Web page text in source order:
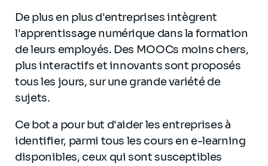
De plus en plus d'entreprises intègrent
l'apprentissage numérique dans la formation
de leurs employés. Des MOOCs moins chers,
plus interactifs et innovants sont proposés
tous les jours, sur une grande variété de
sujets.
Ce bot a pour but d'aider les entreprises à
identifier, parmi tous les cours en e-learning
disponibles, ceux qui sont susceptibles